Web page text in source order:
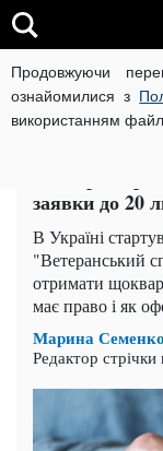
Продовжуючи
ознайомилися з
використанням
ВІЙНА РОСІЇ
1500 грн
заявки до 20
В Україні
"Ветеранський
отримати
має право і як
Марина Семенко
Редактор